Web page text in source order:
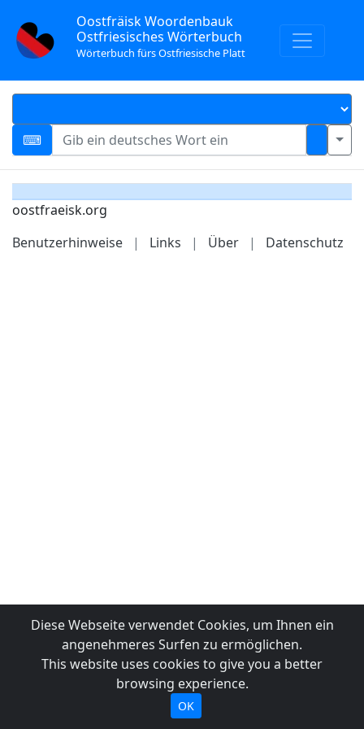
Oostfräisk Woordenbauk
Ostfriesisches Wörterbuch
Wörterbuch fürs Ostfriesische Platt
oostfraeisk.org
Benutzerhinweise
| Links | Über | Datenschutz
Diese Webseite verwendet Cookies, um Ihnen ein
angenehmeres Surfen zu ermöglichen.
This website uses cookies to give you a better
browsing experience.
OK